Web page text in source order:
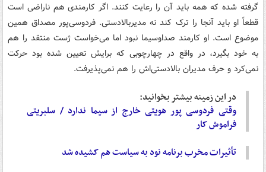
گرفته شده که همه باید آن را رعایت کنند. اگر کارمندی هم ناراضی است
قطعاً او باید آنجا را ترک کند نه مدیربالادستی. فردوسی‌پور مصداق همین
موضوع است. او کارمند صداوسیما نبود اما می‌خواست ژست منتقد را هم
به خود بگیرد، در واقع در چهارچوبی که برایش تعیین شده بود حرکت
نمی‌کرد و حرف مدیران بالادستی‌اش را هم نمی‌پذیرفت.
در این زمینه بیشتر بخوانید:
وقتی فردوسی پور هویتی خارج از سیما ندارد / سلبریتی
فراموش کار
تأثیرات مخرب برنامه نود به سیاست هم کشیده شد